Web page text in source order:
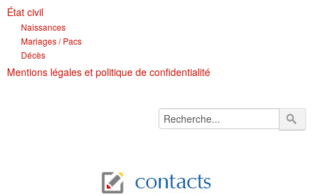
État civil
Naissances
Mariages / Pacs
Décès
Mentions légales et politique de confidentialité